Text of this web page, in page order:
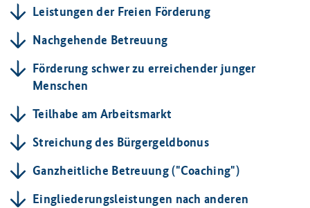
Leistungen der Freien Förderung
Nachgehende Betreuung
Förderung schwer zu erreichender junger
Menschen
Teilhabe am Arbeitsmarkt
Streichung des Bürgergeldbonus
Ganzheitliche Betreuung ("Coaching")
Eingliederungsleistungen nach anderen